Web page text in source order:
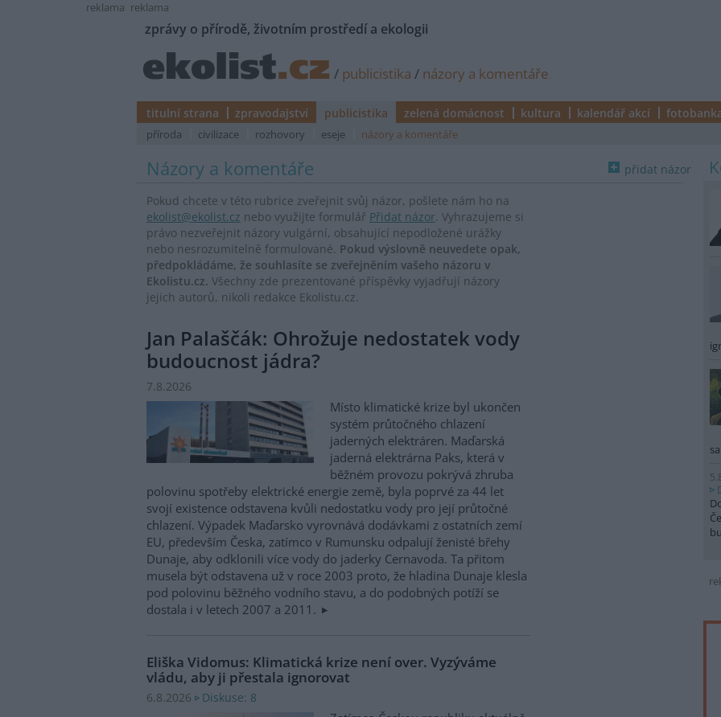
reklama reklama
zprávy o přírodě, životním prostředí a ekologii
/ publicistika / názory a komentáře
titulní strana zpravodajství publicistika zelená domácnost kultura kalendář akcí
příroda civilizace rozhovory eseje názory a komentáře
přidat názor
Názory a komentáře
Pokud chcete v této rubrice zveřejnit svůj názor, pošlete nám ho na
ekolist@ekolist.cz nebo využijte formulář Přidat názor. Vyhrazujeme si
právo nezveřejnit názory vulgární, obsahující nepodložené urážky
nebo nesrozumitelně formulované. Pokud výslovně neuvedete opak,
předpokládáme, že souhlasíte se zveřejněním vašeho názoru v
Ekolistu.cz. Všechny zde prezentované příspěvky vyjadřují názory
jejich autorů, nikoli redakce Ekolistu.cz.
Jan Palaščák: Ohrožuje nedostatek vody
budoucnost jádra?
7.8.2026
Místo klimatické krize byl ukončen
systém průtočného chlazení
jaderných elektráren. Maďarská
jaderná elektrárna Paks, která v
běžném provozu pokrývá zhruba
polovinu spotřeby elektrické energie země, byla poprvé za 44 let
svojí existence odstavena kvůli nedostatku vody pro její průtočné
chlazení. Výpadek Maďarsko vyrovnává dodávkami z ostatních zemí
EU, především Česka, zatímco v Rumunsku odpalují ženisté břehy
Dunaje, aby odklonili více vody do jaderky Cernavoda. Ta přitom
musela být odstavena už v roce 2003 proto, že hladina Dunaje klesla
pod polovinu běžného vodního stavu, a do podobných potíží se
dostala i v letech 2007 a 2011.
Eliška Vidomus: Klimatická krize není over. Vyzýváme
vládu, aby ji přestala ignorovat
6.8.2026 Diskuse: 8